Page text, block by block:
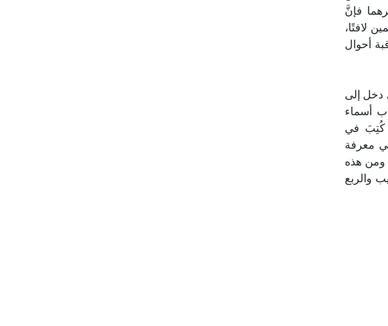
فإنَّ
لافتًا،
أحوال
دخل إلى
أسماء
كُتِبَ في
معرفة
ومن هذه
والربع